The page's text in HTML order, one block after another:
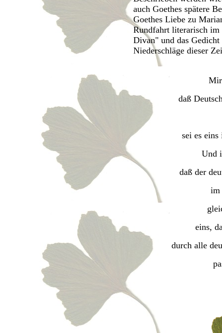
auch Goethes spätere
Goethes Liebe zu
Rundfahrt literarisch
Divan" und das
Niederschläge dieser
daß
sei es
Und
daß der
im
eins,
durch alle